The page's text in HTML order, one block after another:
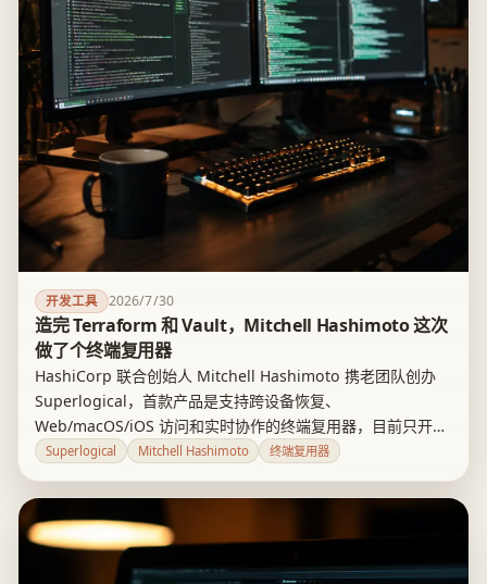
开发工具 2026/7/30
造完 Terraform 和 Vault，Mitchell Hashimoto 这次
做了个终端复用器
HashiCorp 联合创始人 Mitchell Hashimoto 携老团队创办
Superlogical，首款产品是支持跨设备恢复、
Web/macOS/iOS 访问和实时协作的终端复用器，目前只开放
beta 候补登记，未来可能开源部分组件。官网自称目标是统
两步都还没做出来。个人开发者可以先排队观望，平台团队现
在最该盯的是第三步安全能力何时交付。
Superlogical Mitchell Hashimoto 终端复用器